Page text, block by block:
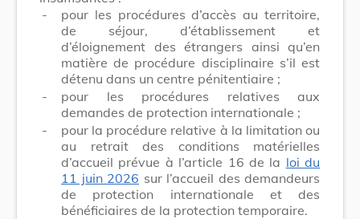
-
pour les procédures d’accès au territoire,
de séjour, d’établissement et
d’éloignement des étrangers ainsi qu’en
matière de procédure disciplinaire s’il est
détenu dans un centre pénitentiaire ;
-
pour les procédures relatives aux
demandes de protection internationale ;
-
pour la procédure relative à la limitation ou
au retrait des conditions matérielles
d’accueil prévue à l’article 16 de la loi du
11 juin 2026 sur l’accueil des demandeurs
de protection internationale et des
bénéficiaires de la protection temporaire.